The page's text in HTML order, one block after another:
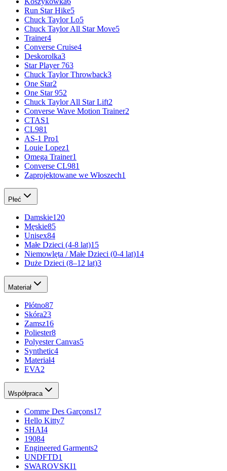
Run Star Hike5
Chuck Taylor Lo5
Chuck Taylor All Star Move5
Trainer4
Converse Cruise4
Deskorolka3
Star Player 763
Chuck Taylor Throwback3
One Star2
One Star 952
Chuck Taylor All Star Lift2
Converse Wave Motion Trainer2
CTAS1
CL981
AS-1 Pro1
Louie Lopez1
Omega Trainer1
Converse CL981
Zaprojektowane we Włoszech1
Płeć
Damskie120
Męskie85
Unisex84
Małe Dzieci (4-8 lat)15
Niemowlęta / Małe Dzieci (0-4 lat)14
Duże Dzieci (8–12 lat)3
Materiał
Płótno87
Skóra23
Zamsz16
Poliester8
Polyester Canvas5
Synthetic4
Materiał4
EVA2
Współpraca
Comme Des Garçons17
Hello Kitty7
SHAI4
19084
Engineered Garments2
UNDFTD1
SWAROVSKI1